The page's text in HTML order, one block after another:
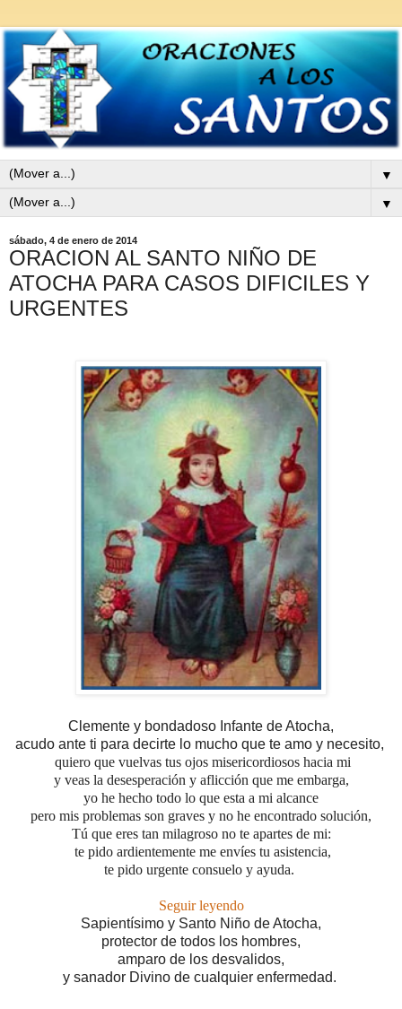
▼
▼
sábado, 4 de enero de 2014
ORACION AL SANTO NIÑO DE
ATOCHA PARA CASOS DIFICILES Y
URGENTES
Clemente y bondadoso Infante de Atocha,
acudo ante ti para decirte lo mucho que te amo y necesito,
quiero que vuelvas tus ojos misericordiosos hacia mi
y veas la desesperación y aflicción que me embarga,
yo he hecho todo lo que esta a mi alcance
pero mis problemas son graves y no he encontrado solución,
Tú que eres tan milagroso no te apartes de mi:
te pido ardientemente me envíes tu asistencia,
te pido urgente consuelo y ayuda.
Seguir leyendo
Sapientísimo y Santo Niño de Atocha,
protector de todos los hombres,
amparo de los desvalidos,
y sanador Divino de cualquier enfermedad.